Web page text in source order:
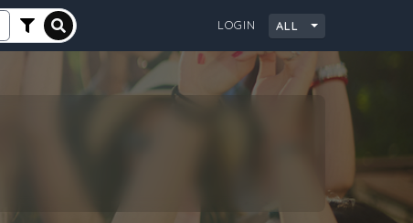
City
LOGIN ALL